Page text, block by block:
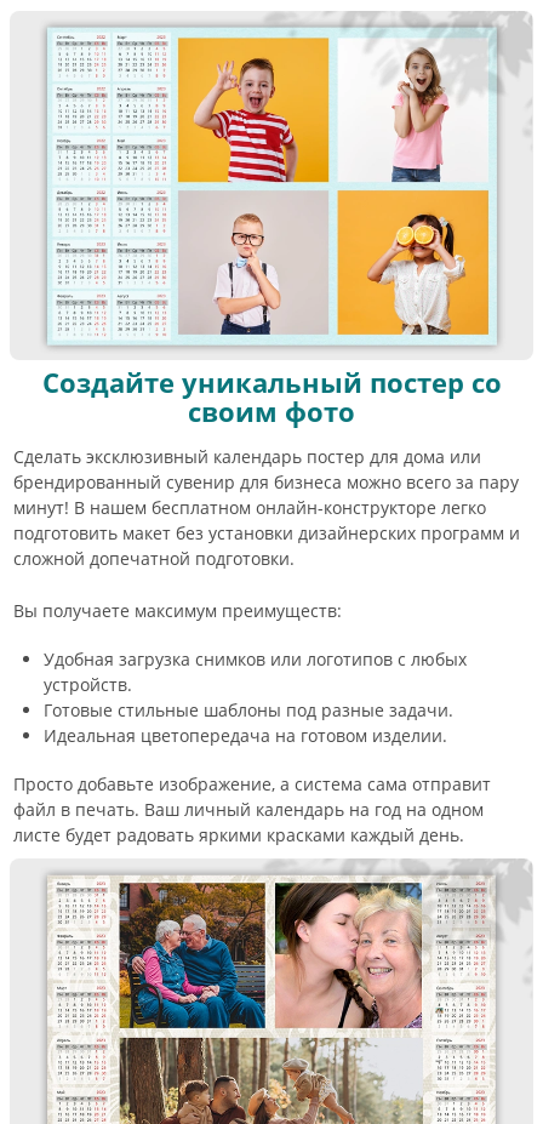
Создайте уникальный постер со
своим фото
Сделать эксклюзивный календарь постер для дома или
брендированный сувенир для бизнеса можно всего за пару
минут! В нашем бесплатном онлайн-конструкторе легко
подготовить макет без установки дизайнерских программ и
сложной допечатной подготовки.
Вы получаете максимум преимуществ:
Удобная загрузка снимков или логотипов с любых
устройств.
Готовые стильные шаблоны под разные задачи.
Идеальная цветопередача на готовом изделии.
Просто добавьте изображение, а система сама отправит
файл в печать. Ваш личный календарь на год на одном
листе будет радовать яркими красками каждый день.